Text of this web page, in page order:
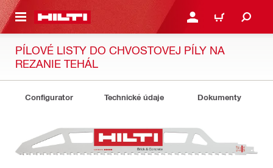
HLAVNÝ OBSAH PRIHLÁSIŤ ALEBO
KOŠÍK
PÍLOVÉ LISTY DO CHVOSTOVEJ PÍLY NA
REZANIE TEHÁL
Configurator Technické údaje Dokumenty